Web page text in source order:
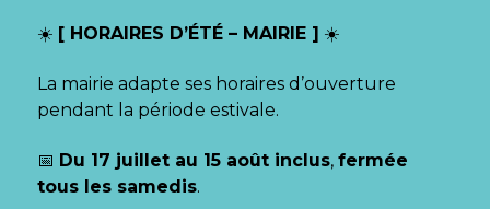
☀️ [ HORAIRES D’ÉTÉ – MAIRIE ] ☀️
La mairie adapte ses horaires d’ouverture
pendant la période estivale.
📅 Du 17 juillet au 15 août inclus, fermée
tous les samedis.